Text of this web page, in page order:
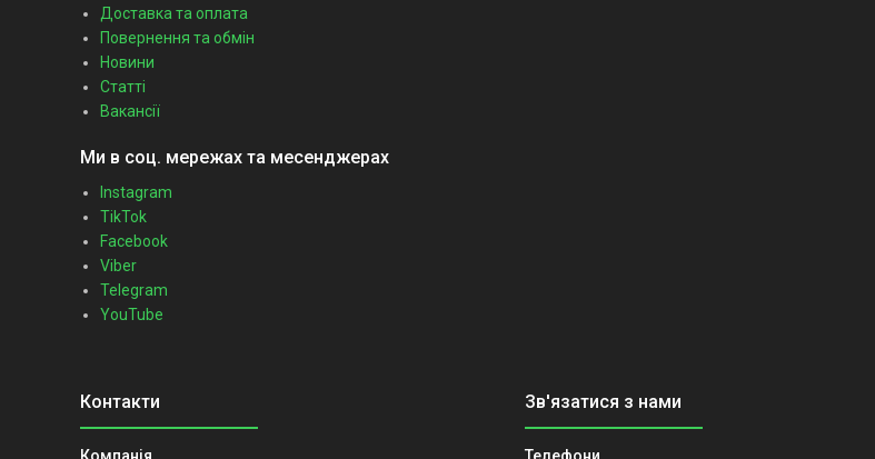
Доставка та оплата
Повернення та обмін
Новини
Статті
Вакансії
Ми в соц. мережах та месенджерах
Instagram
TikTok
Facebook
Viber
Telegram
YouTube